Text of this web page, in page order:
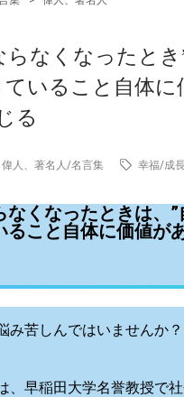
らなくなったとき
ていること自体に
る
偉人、著名人 /名言集 幸福/成
なくなったときは、”
ること自体に価値が
み苦しんではいませんか？
、早稲田大学名誉教授で